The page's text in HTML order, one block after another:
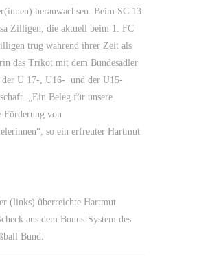
heranwachsen. Beim SC 13
Zilligen, die aktuell beim 1. FC
trug während ihrer Zeit als
das Trikot mit dem Bundesadler
der U 17-, U16- und der U15-
„Ein Beleg für unsere
Förderung von
so ein erfreuter Hartmut
(links) überreichte Hartmut
aus dem Bonus-System des
Bund.